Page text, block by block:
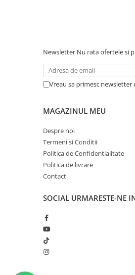
Newsletter Nu rata ofertele si
Vreau sa primesc
MAGAZINUL MEU
Despre noi
Termeni si Conditii
Politica de Confidentialitate
Politica de livrare
Contact
SOCIAL URMARESTE-NE